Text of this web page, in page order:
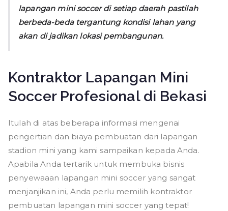
lapangan mini soccer di setiap daerah pastilah
berbeda-beda tergantung kondisi lahan yang
akan di jadikan lokasi pembangunan.
Kontraktor Lapangan Mini
Soccer Profesional di Bekasi
Itulah di atas beberapa informasi mengenai
pengertian dan biaya pembuatan dari lapangan
stadion mini yang kami sampaikan kepada Anda.
Apabila Anda tertarik untuk membuka bisnis
penyewaaan lapangan mini soccer yang sangat
menjanjikan ini, Anda perlu memilih kontraktor
pembuatan lapangan mini soccer yang tepat!